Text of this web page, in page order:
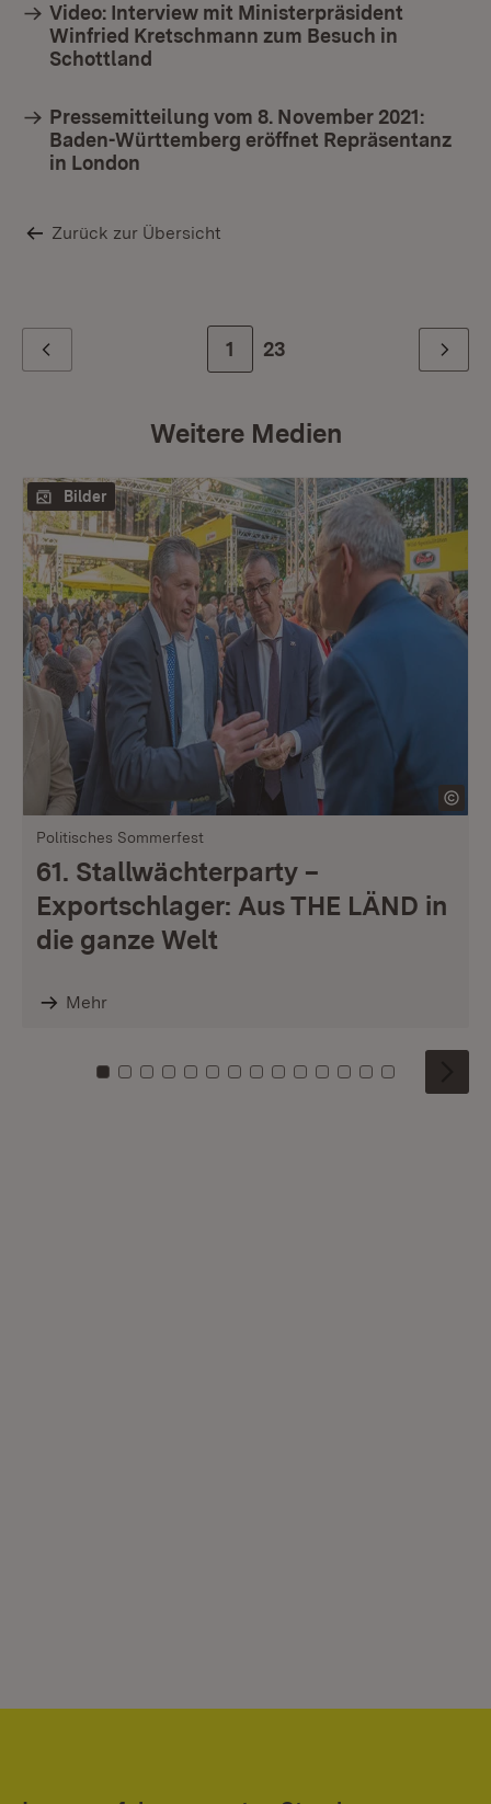
Video: Interview mit Ministerpräsident
Winfried Kretschmann zum Besuch in
Schottland
Pressemitteilung vom 8. November 2021:
Baden-Württemberg eröffnet Repräsentanz
in London
Zurück zur Übersicht
Zur Seite
1 Zur letzten Seite
23 Weiter
Weitere Medien
Bilder
Politisches Sommerfest
61. Stallwächterparty –
Exportschlager: Aus THE LÄND in
die ganze Welt
Mehr
Zu Kachel: 0
Zu Kachel: 1
Zu Kachel: 2
Zu Kachel: 3
Zu Kachel: 4
Zu Kachel: 5
Zu Kachel: 6
Zu Kachel: 7
Zu Kachel: 8
Zu Kachel: 9
Zu Kachel: 10
Zu Kachel: 11
Zu Kachel: 12
Zu Kachel: